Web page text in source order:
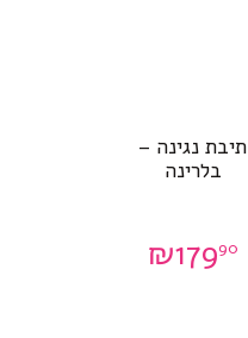
תיבת נגינה –
בלרינה
₪17990